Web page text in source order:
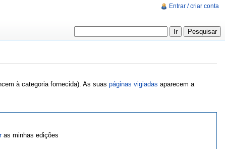
à categoria fornecida). As suas páginas vigiadas aparecem a
as minhas edições
Entrar / criar conta